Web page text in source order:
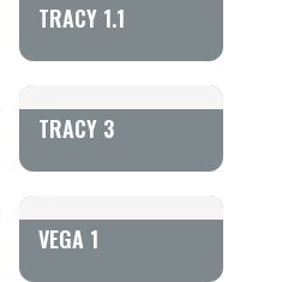
TRACY 1.1
TRACY 3
VEGA 1